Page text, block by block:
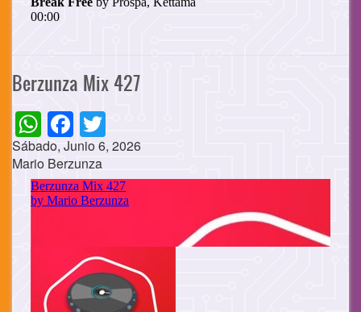
Berzunza Mix 427
WhatsApp
Facebook
Sábado, Junio 6, 2026
Mario Berzunza
Cuerpo